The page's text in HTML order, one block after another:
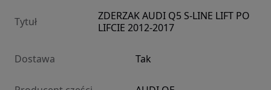
Tytuł
ZDERZAK AUDI Q5 S-LINE LIFT PO
LIFCIE 2012-2017
Dostawa Tak